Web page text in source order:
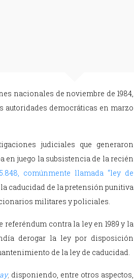
nacionales de noviembre de 1984,
democráticas en marzo
judiciales que generaron
en juego la subsistencia de la recién
comúnmente llamada “ley de
caducidad de la pretensión punitiva
militares y policiales.
referéndum contra la ley en 1989 y la
derogar la ley por disposición
de la ley de caducidad.
, disponiendo, entre otros aspectos,